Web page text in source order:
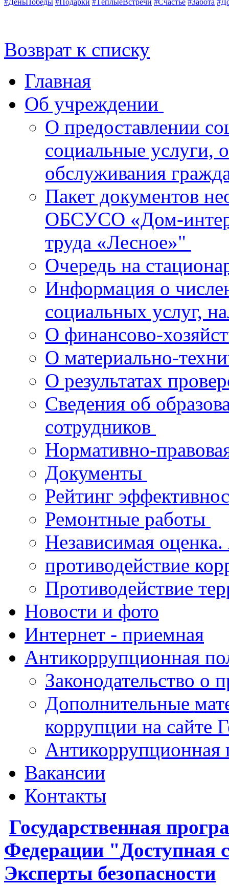
#ДеньПобеды #Подарки #ТёплыеВстречи #Счастье #Забота
Возврат к списку
Главная
Об учреждении
О предоставлении
социальные услуги,
обслуживания
Пакет документов
ОБСУСО «Дом-
труда «Лесное»"
Очередь на
Информация о
социальных услуг,
О финансово-
О материально-
О результатах
Сведения об
сотрудников
Нормативно-
Документы
Рейтинг
Ремонтные работы
Независимая
противодействие
Противодействие
Новости и фото
Интернет - приемная
Антикоррупционная
Законодательство о
Дополнительные
коррупции на сайте
Антикоррупционная
Вакансии
Контакты
Государственная
Федерации "Доступная
Эксперты безопасности